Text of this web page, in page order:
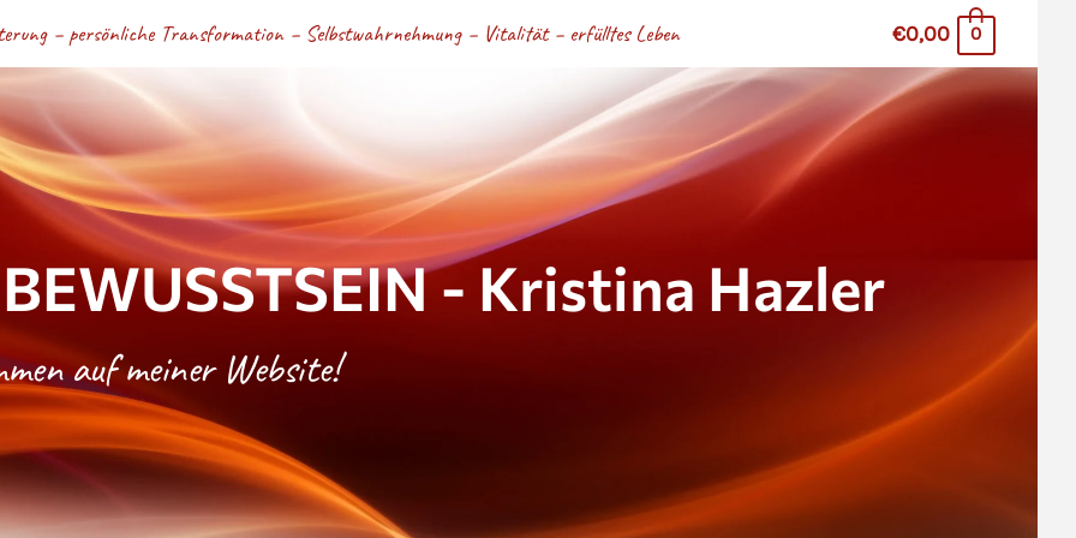
– persönliche Transformation – Selbstwahrnehmung – Vitalität – erfülltes Leben €0,00 0
- Kristina Hazler
auf meiner Website!